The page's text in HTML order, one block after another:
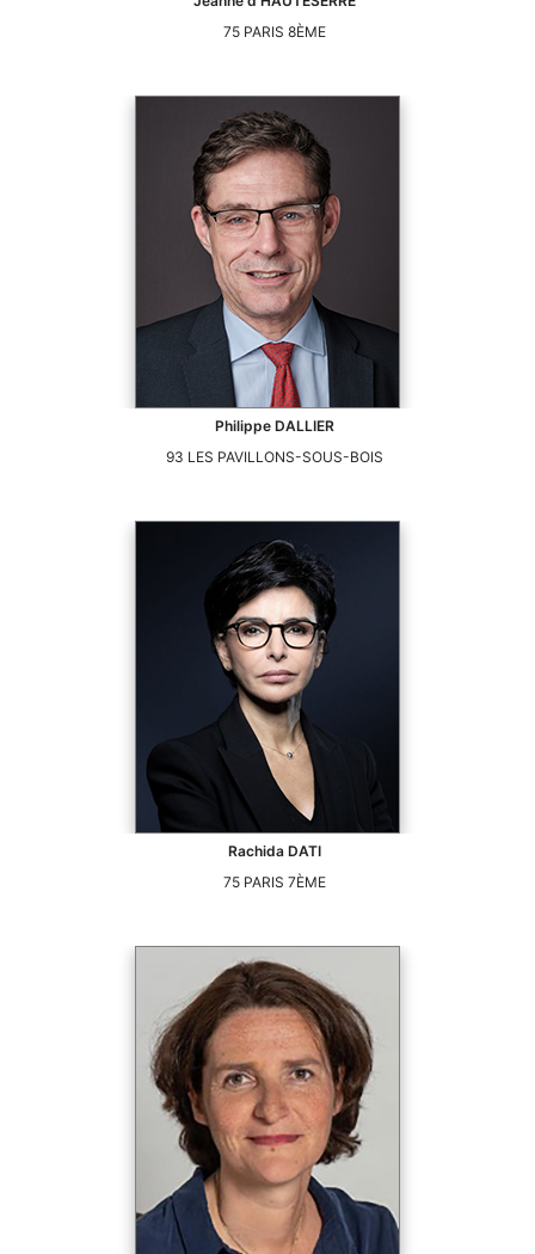
75 PARIS 8ÈME
Philippe DALLIER
93 LES PAVILLONS-SOUS-BOIS
Rachida DATI
75 PARIS 7ÈME